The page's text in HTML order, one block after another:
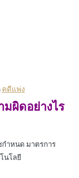
คดีแพ่ง
มผิดอย่างไร
ำหนด มาตรการ
นโลยี